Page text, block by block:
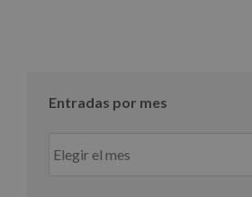
Entradas por mes
por